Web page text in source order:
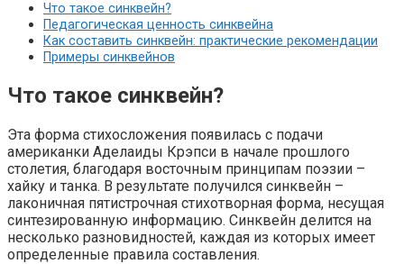
Что такое синквейн?
Педагогическая ценность синквейна
Как составить синквейн: практические рекомендации
Примеры синквейнов
Что такое синквейн?
Эта форма стихосложения появилась с подачи
американки Аделаиды Крэпси в начале прошлого
столетия, благодаря восточным принципам поэзии –
хайку и танка. В результате получился синквейн –
лаконичная пятистрочная стихотворная форма, несущая
синтезированную информацию. Синквейн делится на
несколько разновидностей, каждая из которых имеет
определенные правила составления.